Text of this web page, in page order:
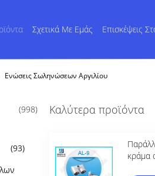
Σχετικά Με Εμάς Επισκέψεις
Ενώσεις Σωληνώσεων Αργιλίου
(998)
(93)
Καλύτερα προϊόντα
κράμα